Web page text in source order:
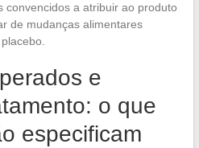
convencidos a atribuir ao produto
de mudanças alimentares
e
o que
especificam